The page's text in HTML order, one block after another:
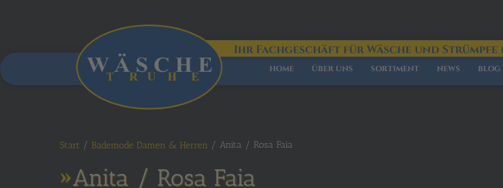
HOME ÜBER UNS SORTIMENT NEWS BLOG
Ihr Fachgeschäft für Wäsche und Strümpfe
Start / Bademode Damen & Herren / Anita / Rosa Faia
Anita / Rosa Faia